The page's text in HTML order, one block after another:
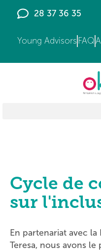
28 37 36 35
Young Advisors FAQ
Cycle de
sur
En partenariat avec
Teresa, nous avons le